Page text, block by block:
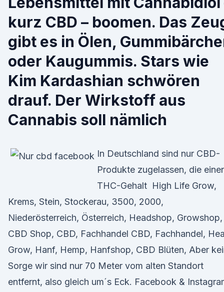
kurz CBD – boomen. Das
gibt es in Ölen,
oder Kaugummis. Stars wie
Kim Kardashian schwören
drauf. Der Wirkstoff aus
Cannabis soll nämlich
In Deutschland sind nur CBD-
Produkte zugelassen, die
THC-Gehalt High Life Grow,
Krems, Stein, Stockerau, 3500, 2000,
Niederösterreich, Österreich, Headshop, Growshop,
CBD Shop, CBD, Fachhandel CBD, Fachhandel,
Grow, Hanf, Hemp, Hanfshop, CBD Blüten, Aber
Sorge wir sind nur 70 Meter vom alten Standort
entfernt, also gleich um´s Eck. Facebook &